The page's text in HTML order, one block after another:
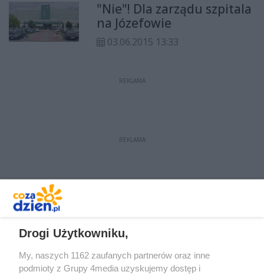
"Nie"! Dla zarządu szpitala
na Józefowie
03.06.2015 13:33
REKLAMA
REKLAMA
Drogi Użytkowniku,
My, naszych 1162 zaufanych partnerów oraz inne
podmioty z Grupy 4media uzyskujemy dostęp i